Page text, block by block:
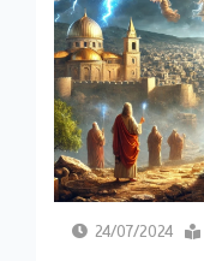
24/07/2024